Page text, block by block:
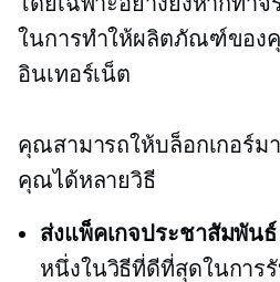
ในการทำให้ผลิตภัณฑ์ของ
อินเทอร์เน็ต
คุณสามารถให้บล็อกเกอร์
คุณได้หลายวิธี
ส่งแพ็คเกจประชาสัมพันธ์
หนึ่งในวิธีที่ดีที่สุดในกา